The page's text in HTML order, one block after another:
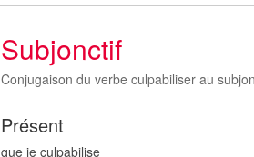
Subjonctif
Conjugaison du verbe culpabiliser au
Présent
que je culpabilise